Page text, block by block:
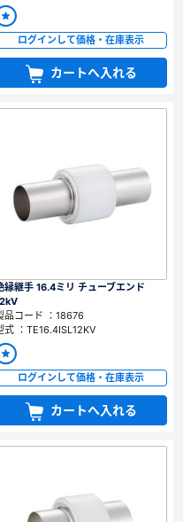
ログインして価格・在庫表示
カートへ入れる
縁継手 16.4ミリ チューブエンド
品コード ：18676
式 ：TE16.4ISL12KV
ログインして価格・在庫表示
カートへ入れる